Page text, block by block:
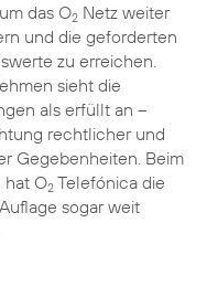
das O2Netz weiter
und die geforderten
zu erreichen.
sieht die
als erfüllt an –
rechtlicher und
Gegebenheiten. Beim
hat O2Telefónica die
sogar weit